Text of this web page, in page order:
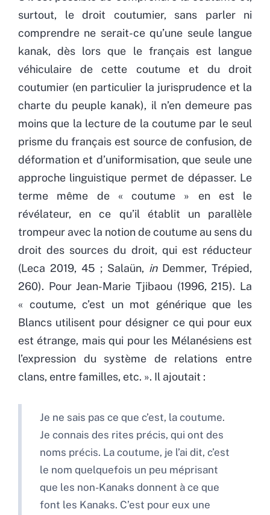
surtout, le droit coutumier, sans parler ni
comprendre ne serait-ce qu’une seule langue
kanak, dès lors que le français est langue
véhiculaire de cette coutume et du droit
coutumier (en particulier la jurisprudence et la
charte du peuple kanak), il n’en demeure pas
moins que la lecture de la coutume par le seul
prisme du français est source de confusion, de
déformation et d’uniformisation, que seule une
approche linguistique permet de dépasser. Le
terme même de « coutume » en est le
révélateur, en ce qu’il établit un parallèle
trompeur avec la notion de coutume au sens du
droit des sources du droit, qui est réducteur
(Leca 2019, 45 ; Salaün, inDemmer, Trépied,
260). Pour Jean-Marie Tjibaou (1996, 215). La
« coutume, c’est un mot générique que les
Blancs utilisent pour désigner ce qui pour eux
est étrange, mais qui pour les Mélanésiens est
l’expression du système de relations entre
clans, entre familles, etc. ». Il ajoutait :
Je ne sais pas ce que c’est, la coutume.
Je connais des rites précis, qui ont des
noms précis. La coutume, je l’ai dit, c’est
le nom quelquefois un peu méprisant
que les non-Kanaks donnent à ce que
font les Kanaks. C’est pour eux une